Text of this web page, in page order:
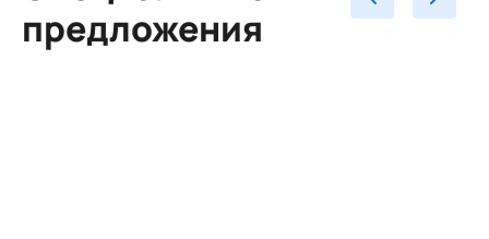
предложения